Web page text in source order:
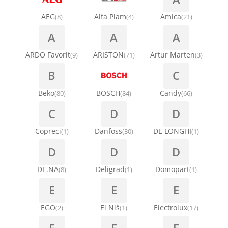
Ručice za vrata za veš mašinu
Šarke za veš mašine
Stakla i okviri vrata za veš mašinu
Termostati i hidrostati za veš mašine
Nosači za klimu
Ostali materijal za montažu klima uređaja
AEG(8) Alfa Plam(4) Amica(21)
A
ARDO Favorit(9)
A
ARISTON(71)
A
Artur Marten(3)
B
Beko(80) BOSCH(84)
C
Candy(66)
C
Copreci(1)
D
Danfoss(30)
D
DE LONGHI(1)
D
DE.NA(8)
D
Deligrad(1)
D
Domopart(1)
E
EGO(2)
E
Ei Niš(1)
E
Electrolux(17)